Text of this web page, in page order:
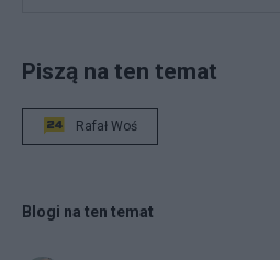
Piszą na ten temat
Rafał Woś
Blogi na ten temat